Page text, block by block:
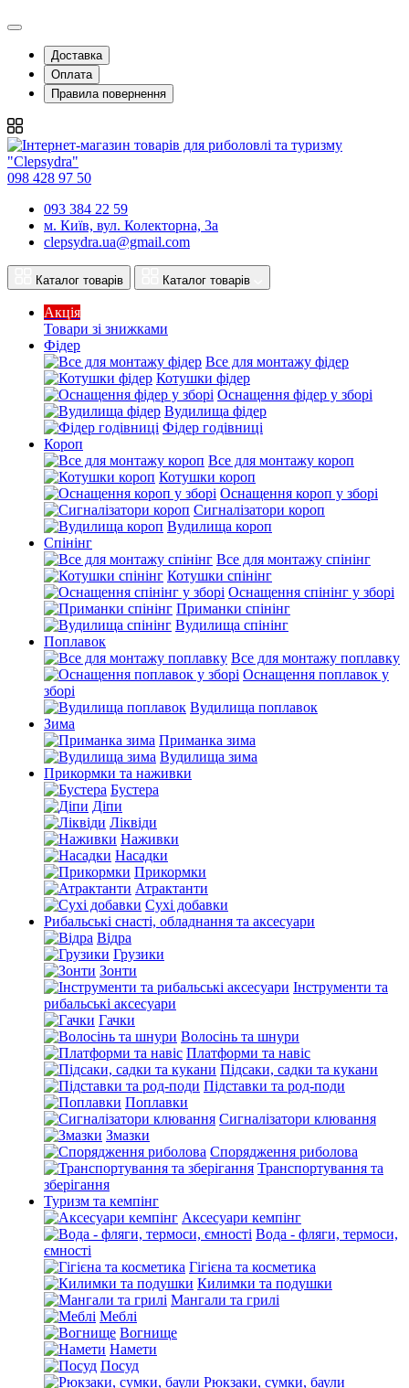
Доставка
Оплата
Правила повернення
098 428 97 50
093 384 22 59
м. Київ, вул. Колекторна, 3а
clepsydra.ua@gmail.com
Каталог товарів Каталог товарів
Акція
Товари зі знижками
Фідер
Все для монтажу фідер
Котушки фідер
Оснащення фідер у зборі
Вудилища фідер
Фідер годівниці
Короп
Все для монтажу короп
Котушки короп
Оснащення короп у зборі
Сигналізатори короп
Вудилища короп
Спінінг
Все для монтажу спінінг
Котушки спінінг
Оснащення спінінг у зборі
Приманки спінінг
Вудилища спінінг
Поплавок
Все для монтажу поплавку
Оснащення поплавок у
зборі
Вудилища поплавок
Зима
Приманка зима
Вудилища зима
Прикормки та наживки
Бустера
Діпи
Ліквіди
Наживки
Насадки
Прикормки
Атрактанти
Сухі добавки
Рибальські снасті, обладнання та аксесуари
Відра
Грузики
Зонти
Інструменти та
рибальські аксесуари
Гачки
Волосінь та шнури
Платформи та навіс
Підсаки, садки та кукани
Підставки та род-поди
Поплавки
Сигналізатори клювання
Змазки
Спорядження риболова
Транспортування та
зберігання
Туризм та кемпінг
Аксесуари кемпінг
Вода - фляги, термоси,
ємності
Гігієна та косметика
Килимки та подушки
Мангали та грилі
Меблі
Вогнище
Намети
Посуд
Рюкзаки, сумки, баули